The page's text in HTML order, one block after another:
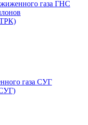
газа ГНС
газа СУГ